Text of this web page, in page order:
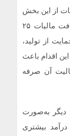
از این بخش
کاهش یابد. به‌عنوان نمونه، اگر درصد دریافت مالیات ۲۵
از تولید،
بگیرد. این اقدام باعث
آن صرفه
دیگر به‌صورت
بیشتری